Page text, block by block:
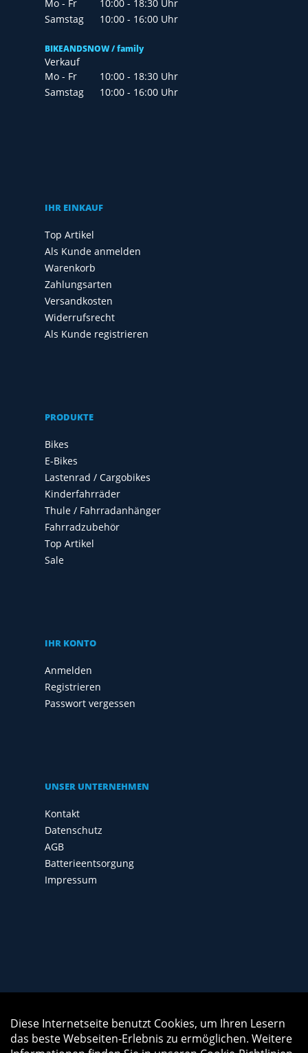
Mo - Fr
10:00 - 18:30 Uhr
Samstag
10:00 - 16:00 Uhr
BIKEANDSNOW / family
Verkauf
Mo - Fr
10:00 - 18:30 Uhr
Samstag
10:00 - 16:00 Uhr
IHR EINKAUF
Top Artikel
Als Kunde anmelden
Warenkorb
Zahlungsarten
Versandkosten
Widerrufsrecht
Als Kunde registrieren
PRODUKTE
Bikes
E-Bikes
Lastenrad / Cargobikes
Kinderfahrräder
Thule / Fahrradanhänger
Fahrradzubehör
Top Artikel
Sale
IHR KONTO
Anmelden
Registrieren
Passwort vergessen
UNSER UNTERNEHMEN
Kontakt
Datenschutz
AGB
Batterieentsorgung
Impressum
Diese Internetseite benutzt Cookies, um Ihren Lesern
das beste Webseiten-Erlebnis zu ermöglichen. Weitere
Auftrag widerrufen